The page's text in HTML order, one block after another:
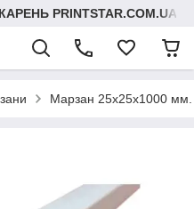
PRINTSTAR.COM.UA
Марзан 25х25х1000